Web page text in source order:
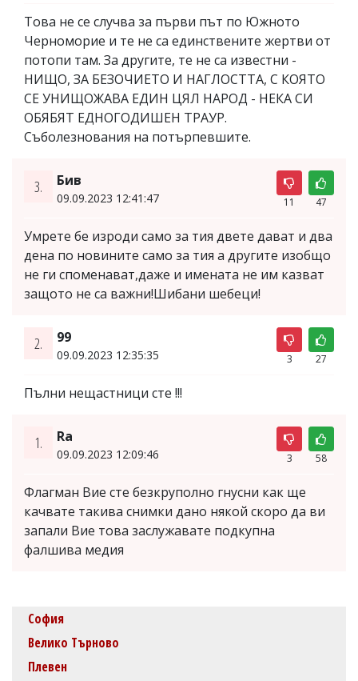
Това не се случва за първи път по Южното
Черноморие и те не са единствените жертви от
потопи там. За другите, те не са известни -
НИЩО, ЗА БЕЗОЧИЕТО И НАГЛОСТТА, С КОЯТО
СЕ УНИЩОЖАВА ЕДИН ЦЯЛ НАРОД - НЕКА СИ
ОБЯБЯТ ЕДНОГОДИШЕН ТРАУР.
Съболезнования на потърпевшите.
3. Бив
09.09.2023 12:41:47 11 47
Умрете бе изроди само за тия двете дават и два
дена по новините само за тия а другите изобщо
не ги споменават,даже и имената не им казват
защото не са важни!Шибани шебеци!
2. 99
09.09.2023 12:35:35 3 27
Пълни нещастници сте !!!
1. Ra
09.09.2023 12:09:46 3 58
Флагман Вие сте безкруполно гнусни как ще
качвате такива снимки дано някой скоро да ви
запали Вие това заслужавате подкупна
фалшива медия
София
Велико Търново
Плевен